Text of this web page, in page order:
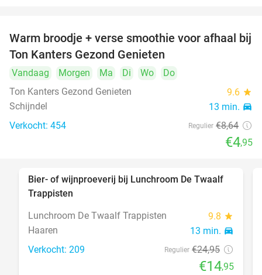
43%
Warm broodje + verse smoothie voor afhaal bij
Ton Kanters Gezond Genieten
Vandaag Morgen Ma Di Wo
Do
Ton Kanters Gezond Genieten
9.6 star
Schijndel 13 min. directions_car
Verkocht: 454 Regulier €8,64
€4,95
40%
Bier- of wijnproeverij bij Lunchroom De Twaalf
Trappisten
Lunchroom De Twaalf Trappisten
9.8 star
Haaren 13 min. directions_car
Verkocht: 209 Regulier €24,95
€14,95